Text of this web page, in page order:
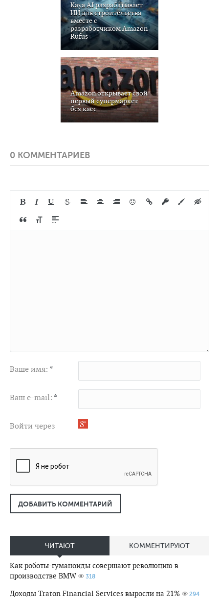
Kaya AI разрабатывает
ИИ для строительства
вместе с
разработчиком Amazon
Rufus
Amazon открывает свой
первый супермаркет
без касс
0 КОММЕНТАРИЕВ
Ваше имя: *
Ваш e-mail: *
Войти через
ДОБАВИТЬ КОММЕНТАРИЙ
ЧИТАЮТ КОММЕНТИРУЮТ
Как роботы-гуманоиды совершают революцию в
производстве BMW
318
Доходы Traton Financial Services выросли на 21% 294